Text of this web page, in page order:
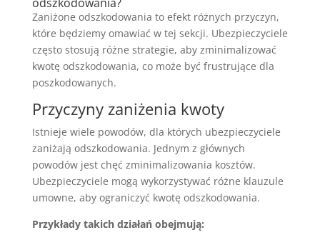
Zaniżone odszkodowania to efekt różnych przyczyn,
które będziemy omawiać w tej sekcji. Ubezpieczyciele
często stosują różne strategie, aby zminimalizować
kwotę odszkodowania, co może być frustrujące dla
poszkodowanych.
Przyczyny zaniżenia kwoty
Istnieje wiele powodów, dla których ubezpieczyciele
zaniżają odszkodowania. Jednym z głównych
powodów jest chęć zminimalizowania kosztów.
Ubezpieczyciele mogą wykorzystywać różne klauzule
umowne, aby ograniczyć kwotę odszkodowania.
Przykłady takich działań obejmują: